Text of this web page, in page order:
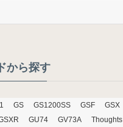
から探す
GS GS1200SS GSF GSX
GU74 GV73A Thoughts